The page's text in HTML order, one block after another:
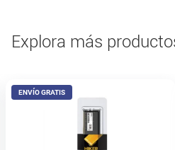
Explora más
ENVÍO GRATIS